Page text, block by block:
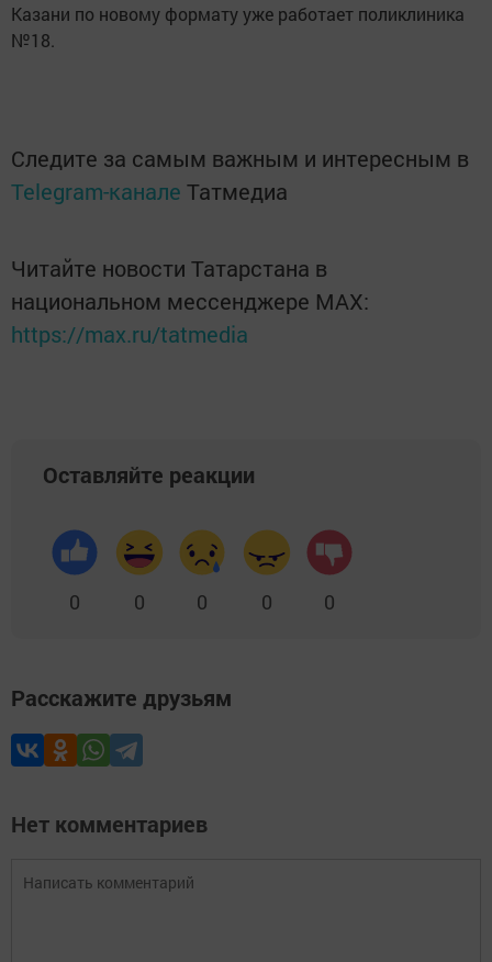
Казани по новому формату уже работает поликлиника
№18.
Следите за самым важным и интересным в
Telegram-канале Татмедиа
Читайте новости Татарстана в
национальном мессенджере MАХ:
https://max.ru/tatmedia
Оставляйте реакции
0 0 0 0 0
Расскажите друзьям
Нет комментариев